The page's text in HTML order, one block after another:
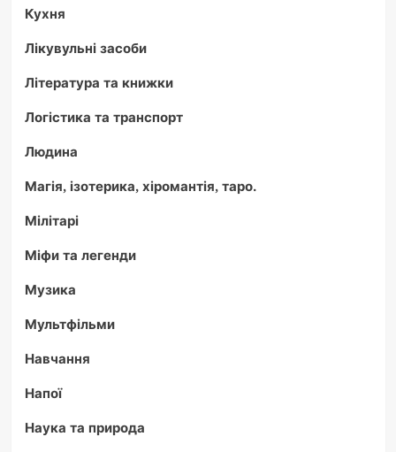
Кухня
Лікувульні засоби
Література та книжки
Логістика та транспорт
Людина
Магія, ізотерика, хіромантія, таро.
Мілітарі
Міфи та легенди
Музика
Мультфільми
Навчання
Напої
Наука та природа